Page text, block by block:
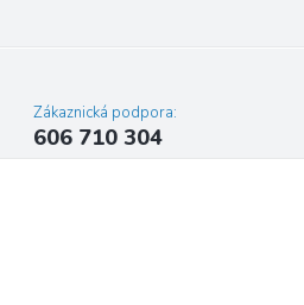
Zákaznická podpora:
606 710 304